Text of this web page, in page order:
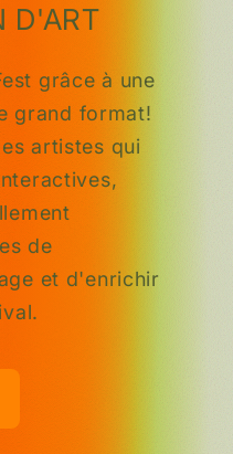
D'ART
grâce à une
grand format!
artistes qui
de
et d'enrichir